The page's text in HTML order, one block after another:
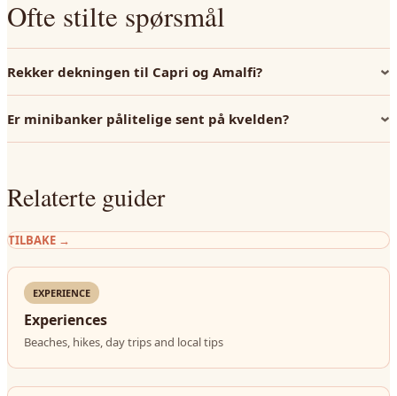
Ofte stilte spørsmål
Rekker dekningen til Capri og Amalfi?
Er minibanker pålitelige sent på kvelden?
Relaterte guider
TILBAKE →
EXPERIENCE
Experiences
Beaches, hikes, day trips and local tips